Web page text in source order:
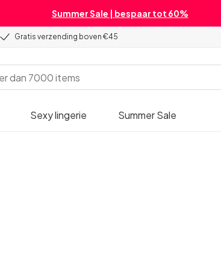
Summer Sale | bespaar tot 60%
Gratis verzending boven €45
Sexy lingerie Summer Sale